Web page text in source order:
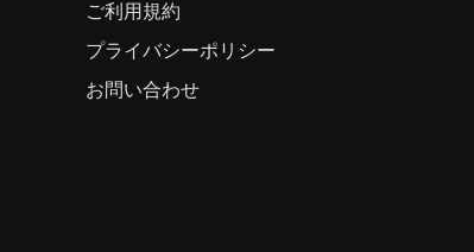
ご利用規約
プライバシーポリシー
お問い合わせ